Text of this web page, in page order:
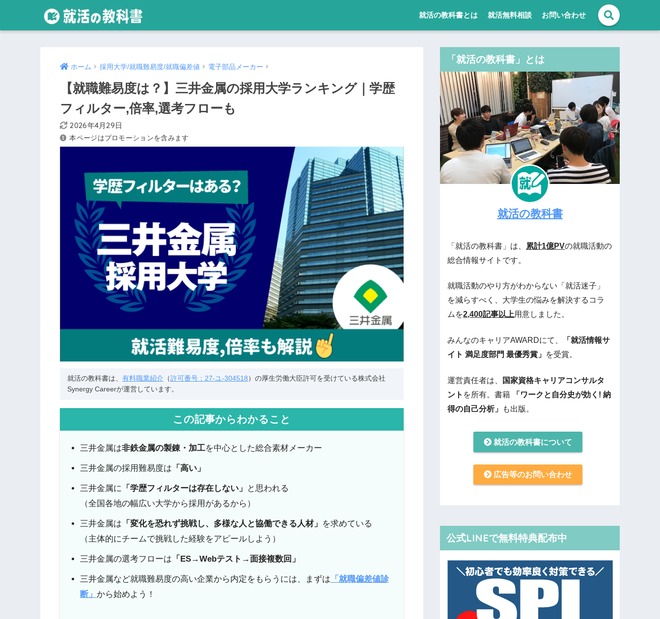
就活の教科書とは 就活無料相談 お問い合わせ
ホーム 採用大学/就職難易度/就職偏差値 電子部品メーカー
【就職難易度は？】三井金属の採用大学ランキング｜学歴
フィルター,倍率,選考フローも
2026年4月29日
本ページはプロモーションを含みます
就活の教科書は、 有料職業紹介 （許可番号：27-ユ-304518 ）の厚生労働大臣許可を受けている株式会社
Synergy Careerが運営しています。
この記事からわかること
三井金属は非鉄金属の製錬・加工を中心とした総合素材メーカー
三井金属の採用難易度は 「高い」
三井金属に 「学歴フィルターは存在しない」
と思われる
（全国各地の幅広い大学から採用があるから）
三井金属は 「変化を恐れず挑戦し、多様な人と協働できる人材」 を求めている
（主体的にチームで挑戦した経験をアピールしよう）
三井金属の選考フローは 「ES→Webテスト→面接複数回」
三井金属など就職難易度の高い企業から内定をもらうには、まずは 「就職偏差値診
断」 から始めよう！
「就活の教科書」とは
就活の教科書
「就活の教科書」は、 累計1億PVの就職活動の
総合情報サイトです。
就職活動のやり方がわからない「就活迷子」
を減らすべく、大学生の悩みを解決するコラ
ムを2,400記事以上用意しました。
みんなのキャリアAWARDにて、
「就活情報サ
イト 満足度部門 最優秀賞」 を受賞。
運営責任者は、
国家資格キャリアコンサルタ
ント を所有。書籍 「ワークと自分史が効く! 納
得の自己分析」
も出版。
就活の教科書について
広告等のお問い合わせ
公式LINEで無料特典配布中